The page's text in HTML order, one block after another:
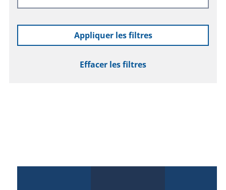
Appliquer les filtres
Effacer les filtres